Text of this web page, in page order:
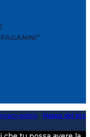
policy
Mappa del sito